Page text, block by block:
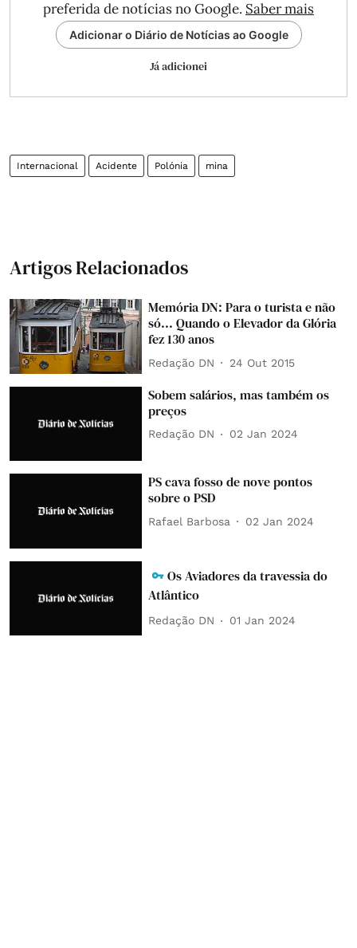
preferida de notícias no Google. Saber mais
Adicionar o Diário de Notícias ao Google
Já adicionei
Internacional Acidente Polónia mina
Artigos Relacionados
Memória DN: Para o turista e não
só... Quando o Elevador da Glória
fez 130 anos
Redação DN 24 Out 2015
Sobem salários, mas também os
preços
Redação DN 02 Jan 2024
PS cava fosso de nove pontos
sobre o PSD
Rafael Barbosa 02 Jan 2024
Os Aviadores da travessia do
Atlântico
Redação DN 01 Jan 2024